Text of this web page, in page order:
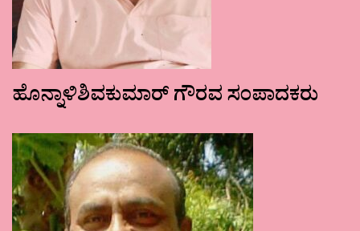
ಹೊನ್ನಾಳಿಶಿವಕುಮಾರ್ ಗೌರವ ಸಂಪಾದಕರು